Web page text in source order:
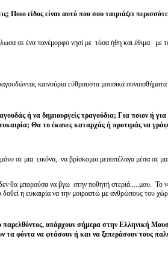
Ποιο είδος είναι αυτό που σου ταιριάζει
σε ένα πανέμορφο νησί με τόσα ήθη και έθιμα με
καινούρια εύθραυστα μουσικά
ή να δημιουργείς τραγούδια; Για ποιον ή για
Θα το έκανες καταρχάς ή προτιμάς να
σε μια εικόνα, να βρίσκομαι μεσοπέλαγα μέσα σε
θα μπορούσα να βγω στην ποθητή στεριά.....μου. Το
δοθεί η ευκαιρία να την μοιραστώ με ανθρώπους του
υπάρχουν σήμερα στην Ελληνική
τα φόντα να φτάσουν ή και να ξεπεράσουν τους